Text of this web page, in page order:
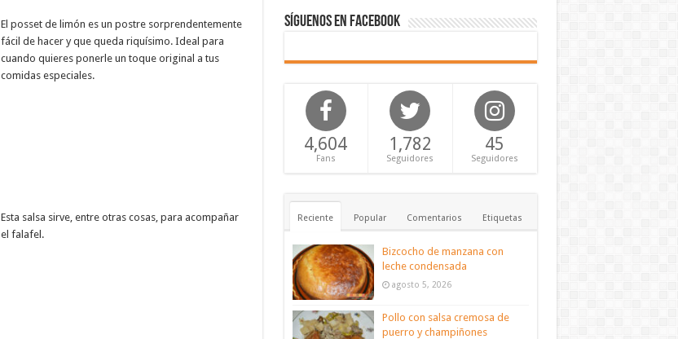
El posset de limón es un postre sorprendentemente
fácil de hacer y que queda riquísimo. Ideal para
cuando quieres ponerle un toque original a tus
comidas especiales.
Esta salsa sirve, entre otras cosas, para acompañar
el falafel.
Síguenos en Facebook
4,604
Fans
1,782
Seguidores
45
Seguidores
Reciente Popular Comentarios Etiquetas
Bizcocho de manzana con
leche condensada
agosto 5, 2026
Pollo con salsa cremosa de
puerro y champiñones